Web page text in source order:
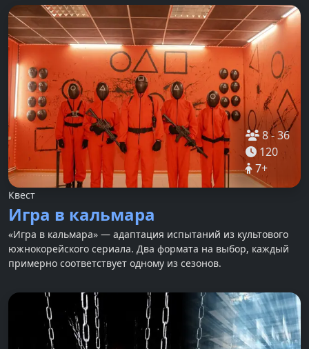
8-36
120
7+
Квест
Игра в кальмара
«Игра в кальмара» — адаптация испытаний из культового
южнокорейского сериала. Два формата на выбор, каждый
примерно соответствует одному из сезонов.